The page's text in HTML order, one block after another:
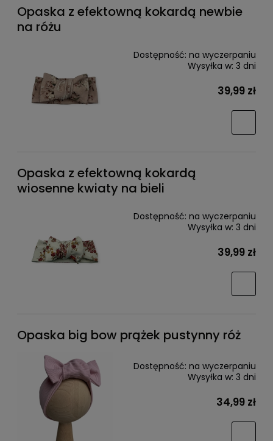
Opaska z efektowną kokardą newbie
na różu
Dostępność: na wyczerpaniu
Wysyłka w: 3 dni
39,99 zł
Opaska z efektowną kokardą
wiosenne kwiaty na bieli
Dostępność: na wyczerpaniu
Wysyłka w: 3 dni
39,99 zł
Opaska big bow prążek pustynny róż
Dostępność: na wyczerpaniu
Wysyłka w: 3 dni
34,99 zł